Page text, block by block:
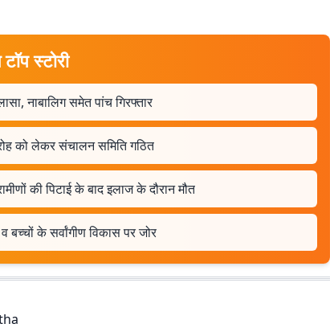
स्टोरी
नाबालिग समेत पांच गिरफ्तार
को लेकर संचालन समिति गठित
की पिटाई के बाद इलाज के दौरान मौत
के सर्वांगीण विकास पर जोर